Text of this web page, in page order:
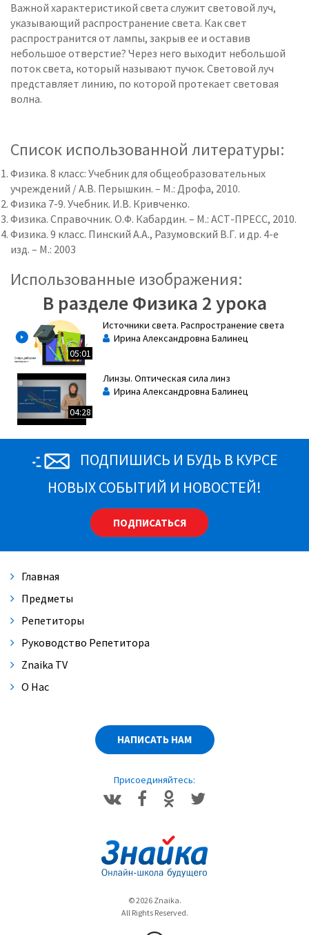
Важной характеристикой света служит световой луч,
указывающий распространение света. Как свет
распространится от лампы, закрыв ее и оставив
небольшое отверстие? Через него выходит небольшой
поток света, который называют пучок. Световой луч
представляет линию, по которой протекает световая
волна.
Список использованной литературы:
Физика. 8 класс: Учебник для общеобразовательных
учреждений / А.В. Перышкин. – М.: Дрофа, 2010.
Физика 7-9. Учебник. И.В. Кривченко.
Физика. Справочник. О.Ф. Кабардин. – М.: АСТ-ПРЕСС, 2010.
Физика. 9 класс. Пинский А.А., Разумовский В.Г. и др. 4-е
изд. – М.: 2003
Использованные изображения:
В разделе Физика 2 урока
05:01
Источники света. Распространение света
Ирина Александровна Балинец
04:28
Линзы. Оптическая сила линз
Ирина Александровна Балинец
ПОДПИШИСЬ И БУДЬ В КУРСЕ
НОВЫХ СОБЫТИЙ И НОВОСТЕЙ!
ПОДПИСАТЬСЯ
Главная
Предметы
Репетиторы
Руководство Репетитора
Znaika TV
О Нас
НАПИСАТЬ НАМ
Присоединяйтесь:
© 2026 Znaika.
All Rights Reserved.